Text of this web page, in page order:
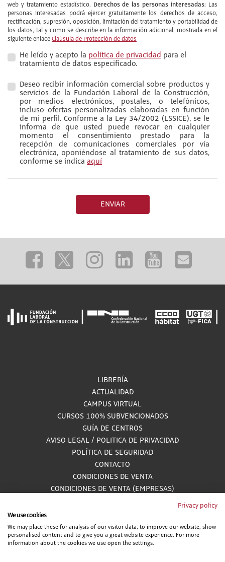
web y tratamiento estadístico. Derechos de las personas interesadas: Las
personas interesadas podrá ejercer gratuitamente los derechos de acceso,
rectificación, supresión, oposición, limitación del tratamiento y portabilidad de
los datos, tal y como se describe en la información adicional, mostrada en el
siguiente enlace Claúsula de Protección de datos
He leído y acepto la política de privacidad para el
tratamiento de datos especificado.
Deseo recibir información comercial sobre productos y
servicios de la Fundación Laboral de la Construcción,
por medios electrónicos, postales, o telefónicos,
incluso ofertas personalizadas elaboradas en función
de mi perfil. Conforme a la Ley 34/2002 (LSSICE), se le
informa de que usted puede revocar en cualquier
momento el consentimiento prestado para la
recepción de comunicaciones comerciales por vía
electrónica, oponiéndose al tratamiento de sus datos,
conforme se indica aquí
ENVIAR
LIBRERÍA
ACTUALIDAD
CAMPUS VIRTUAL
CURSOS 100% SUBVENCIONADOS
GUÍA DE CENTROS
AVISO LEGAL / POLITICA DE PRIVACIDAD
POLÍTICA DE SEGURIDAD
CONTACTO
CONDICIONES DE VENTA
CONDICIONES DE VENTA (EMPRESAS)
ALCANCE GESTIÓN DE DOCUMENTACIÓN
900 81 33 55
Privacy policy
We use cookies
We may place these for analysis of our visitor data, to improve our website, show
personalised content and to give you a great website experience. For more
information about the cookies we use open the settings.